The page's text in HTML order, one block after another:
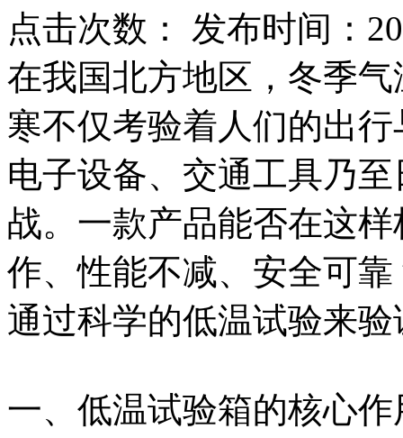
点击次数：
发布时间：
在我国北方地区，冬季
寒不仅考验着人们的出
电子设备、交通工具乃
战。一款产品能否在这
作、性能不减、安全可
通过科学的低温试验来验
一、低温试验箱的核心